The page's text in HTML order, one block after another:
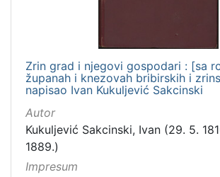
Zrin grad i njegovi gospodari : [sa
županah i knezovah bribirskih i
napisao Ivan Kukuljević Sakcinski
Autor
Kukuljević Sakcinski, Ivan (29. 5.
1889.)
Impresum